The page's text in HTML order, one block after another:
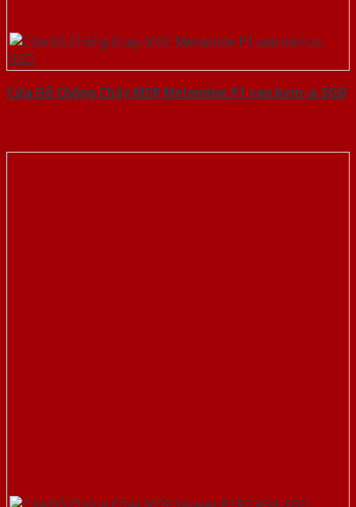
Cửa Gỗ Chống Cháy MDF Melamine P1 van kem-a-SGD